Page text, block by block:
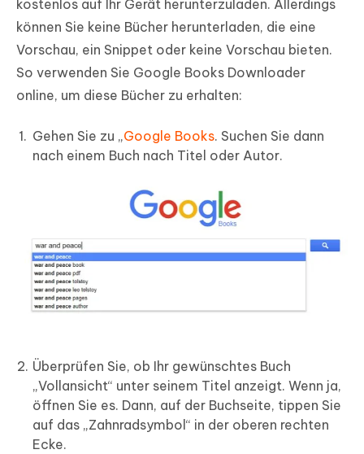
kostenlos auf Ihr Gerät herunterzuladen. Allerdings
können Sie keine Bücher herunterladen, die eine
Vorschau, ein Snippet oder keine Vorschau bieten.
So verwenden Sie Google Books Downloader
online, um diese Bücher zu erhalten:
Gehen Sie zu „Google Books. Suchen Sie dann
nach einem Buch nach Titel oder Autor.
Überprüfen Sie, ob Ihr gewünschtes Buch
„Vollansicht“ unter seinem Titel anzeigt. Wenn ja,
öffnen Sie es. Dann, auf der Buchseite, tippen Sie
auf das „Zahnradsymbol“ in der oberen rechten
Ecke.